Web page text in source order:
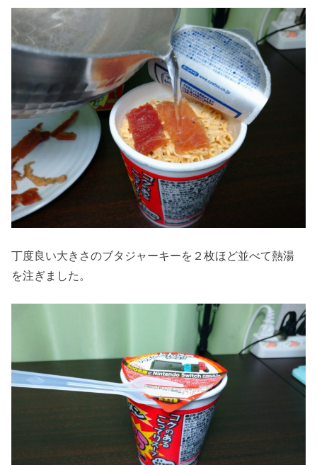
丁度良い大きさのブタジャーキーを２枚ほど並べて熱湯
を注ぎました。